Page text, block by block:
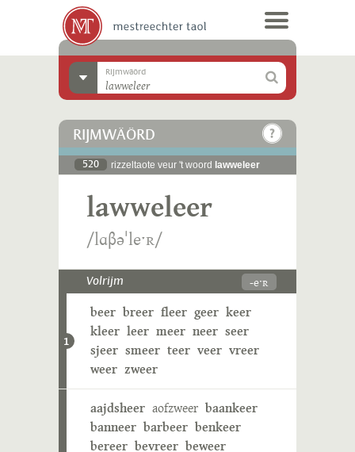
Rijmwäörd
RIJMWÄÖRD
520 rizzeltaote veur 't woord lawweleer
lawweleer
/lɑβəˈleˑʀ/
Volrijm -eˑʀ
1
beer breer fleer geer keer
kleer leer meer neer seer
sjeer smeer teer veer vreer
weer zweer
aajdsheer aofzweer baankeer
banneer barbeer benkeer
bereer bevreer beweer